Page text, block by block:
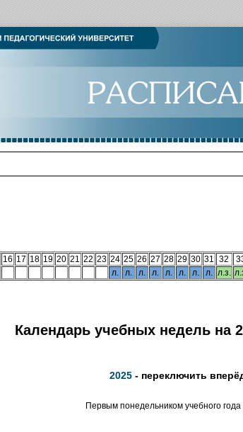
16 17 18 19 20 21 22 23 24 25 26 27 28 29 30 31 32
л.
л. л. л. л. л. л. л. л.з.
Календарь учебных недель на
2025- переключить
Первым понедельником учебного